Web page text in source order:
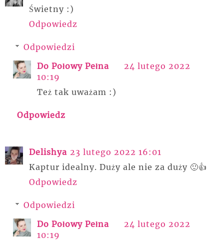
Świetny :)
Odpowiedz
Odpowiedzi
Do Połowy Pełna
24 lutego 2022
10:19
Też tak uważam :)
Odpowiedz
Delishya 23 lutego 2022 16:01
Kaptur idealny. Duży ale nie za duży 🙂👍
Odpowiedz
Odpowiedzi
Do Połowy Pełna
24 lutego 2022
10:19